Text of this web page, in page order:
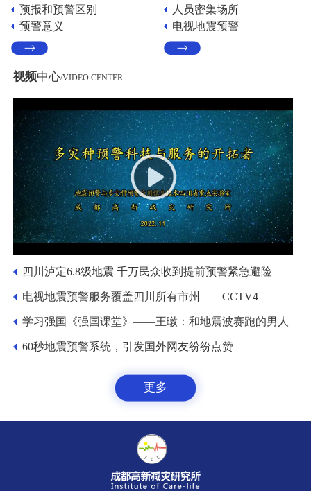
预报和预警区别
预警意义
人员密集场所
电视地震预警
视频中心/VIDEO CENTER
四川泸定6.8级地震 千万民众收到提前预警紧急避险
电视地震预警服务覆盖四川所有市州——CCTV4
学习强国《强国课堂》——王暾：和地震波赛跑的男人
60秒地震预警系统，引发国外网友纷纷点赞
更多